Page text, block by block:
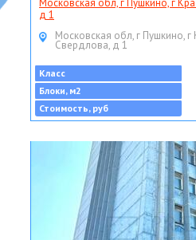
Московская обл, г Пушкино, г
д 1
Московская обл, г Пушкино, г
Свердлова, д 1
Класс
Блоки, м2
Стоимость, руб